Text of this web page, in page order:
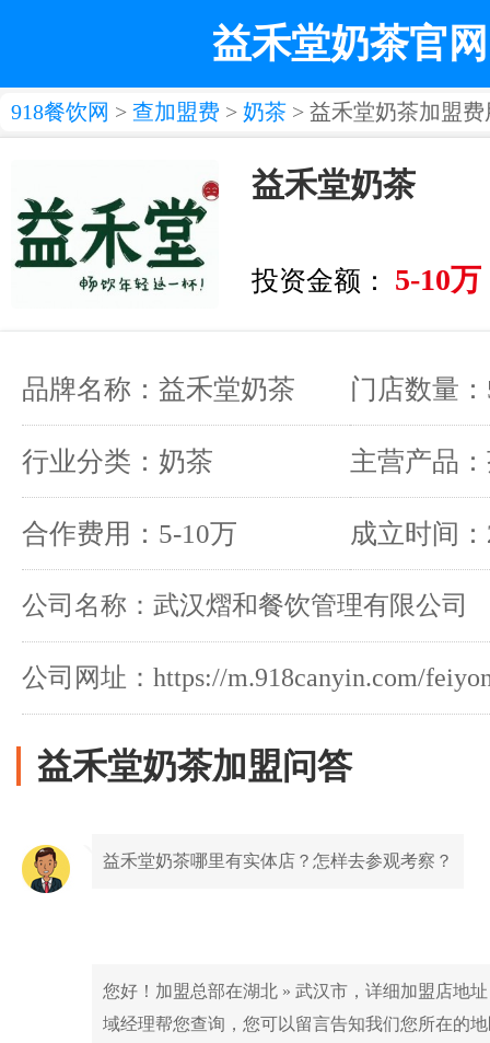
益禾堂奶茶官网
918餐饮网 > 查加盟费 > 奶茶 > 益禾堂奶茶加盟费
益禾堂奶茶
投资金额： 5-10万
品牌名称：益禾堂奶茶 门店数量
行业分类：奶茶 主营产品
合作费用：5-10万 成立时间
公司名称：武汉熠和餐饮管理有限公司
公司网址：https://m.918canyin.com/
益禾堂奶茶加盟问答
益禾堂奶茶哪里有实体店？怎样去参观考察？
您好！加盟总部在湖北 » 武汉市，详细加盟店地
域经理帮您查询，您可以留言告知我们您所在的